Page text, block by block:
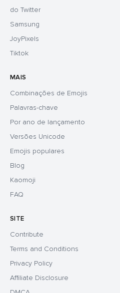
do Twitter
Samsung
JoyPixels
Tiktok
MAIS
Combinações de Emojis
Palavras-chave
Por ano de lançamento
Versões Unicode
Emojis populares
Blog
Kaomoji
FAQ
SITE
Contribute
Terms and Conditions
Privacy Policy
Affiliate Disclosure